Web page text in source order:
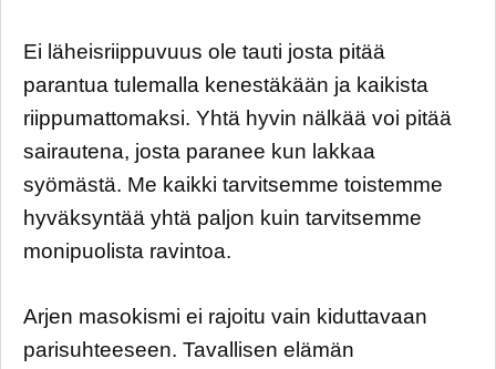
Ei läheisriippuvuus ole tauti josta pitää
parantua tulemalla kenestäkään ja kaikista
riippumattomaksi. Yhtä hyvin nälkää voi pitää
sairautena, josta paranee kun lakkaa
syömästä. Me kaikki tarvitsemme toistemme
hyväksyntää yhtä paljon kuin tarvitsemme
monipuolista ravintoa.
Arjen masokismi ei rajoitu vain kiduttavaan
parisuhteeseen. Tavallisen elämän